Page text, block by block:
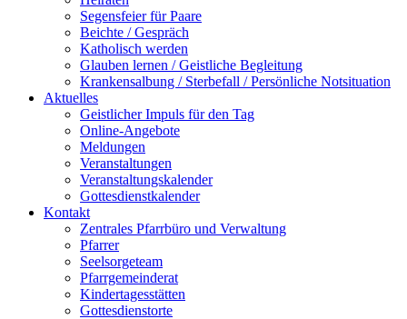
Segensfeier für Paare
Beichte /​ Gespräch
Katholisch werden
Glauben lernen / Geistliche Begleitung
Krankensalbung / Sterbefall / Persönliche Notsituation
Aktuelles
Geistlicher Impuls für den Tag
Online-Angebote
Meldungen
Veranstaltungen
Veranstaltungskalender
Gottesdienstkalender
Kontakt
Zentrales Pfarrbüro und Verwaltung
Pfarrer
Seelsorgeteam
Pfarrgemeinderat
Kindertagesstätten
Gottesdienstorte